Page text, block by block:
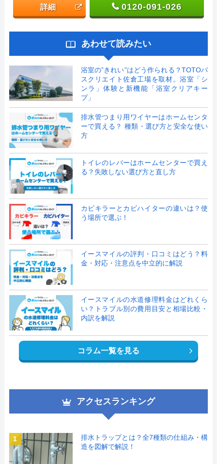
詳細 0120-091-026
あわせて読みたい
浴室の”きれい”はどう作られる？TOTOバ
スクリエイト佐倉工場を取材。浴室「シ
ンラ」体験と新機能「浴室クリアキー
プ」
排水管つまり用ワイヤーはホームセンタ
ーで買える？ 種類・選び方と安全な使い
方
トイレのレバーはホームセンターで買え
る？失敗しない選び方と直し方
カビキラーとカビハイターの違いは？使
う場所で選ぶ！
イースマイルの評判・口コミはどう？料
金・対応・注意点を中立的に解説
イースマイルの水道修理料金はどれくら
い？トラブル別の費用目安と相場比較・
内訳を解説
コラム一覧を見る
アクセスランキング
1
排水トラップとは？全7種類の仕組み・構
造を図解で解説！